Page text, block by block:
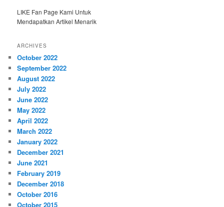
LIKE Fan Page Kami Untuk
Mendapatkan Artikel Menarik
ARCHIVES
October 2022
September 2022
August 2022
July 2022
June 2022
May 2022
April 2022
March 2022
January 2022
December 2021
June 2021
February 2019
December 2018
October 2016
October 2015